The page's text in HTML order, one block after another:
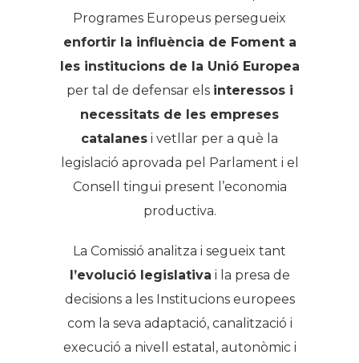
Programes Europeus persegueix
enfortir la influència de Foment a
les institucions de la Unió Europea
per tal de defensar els interessos i
necessitats de les empreses
catalanes i vetllar per a què la
legislació aprovada pel Parlament i el
Consell tingui present l’economia
productiva.
La Comissió analitza i segueix tant
l’evolució legislativa i la presa de
decisions a les Institucions europees
com la seva adaptació, canalització i
execució a nivell estatal, autonòmic i